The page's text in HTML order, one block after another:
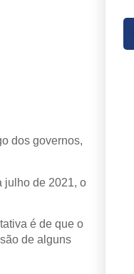
dos governos,
julho de 2021, o
é de que o
de alguns